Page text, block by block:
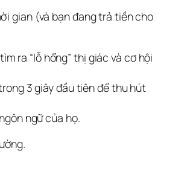
gian (và bạn đang trả tiền cho
ra “lỗ hổng” thị giác và cơ hội
3 giây đầu tiên để thu hút
ngữ của họ.